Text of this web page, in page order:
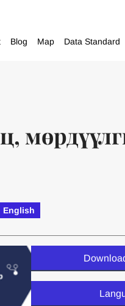
Blog Map Data Standard
English